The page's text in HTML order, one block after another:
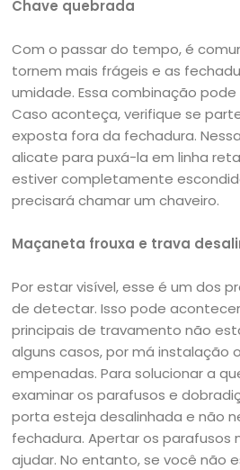
Chave quebrada
Com o passar do tempo, é
tornem mais frágeis e as
umidade. Essa combinação
Caso aconteça, verifique se
exposta fora da fechadura.
alicate para puxá-la em linha
estiver completamente
precisará chamar um chaveiro.
Maçaneta frouxa e trava
Por estar visível, esse é um dos
de detectar. Isso pode
principais de travamento não
alguns casos, por má instalação
empenadas. Para solucionar a
examinar os parafusos e
porta esteja desalinhada e não
fechadura. Apertar os parafusos
ajudar. No entanto, se você não